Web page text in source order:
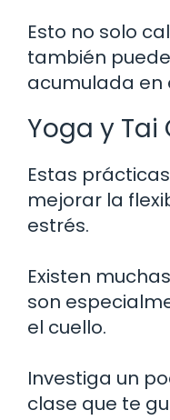
Esto no solo
también
acumulada en
Yoga y Tai
Estas
mejorar la
estrés.
Existen
son
el cuello.
Investiga un
clase que te